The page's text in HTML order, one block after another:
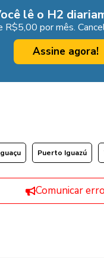
lê o H2
R$5,00 por mês.
Assine agora!
Puerto Iguazú
Comunicar erro